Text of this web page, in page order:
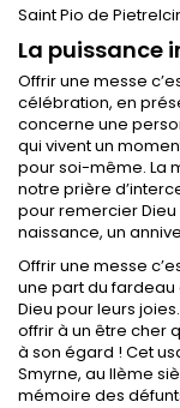
Saint Pio de
La puissance
Offrir une messe
célébration, en
concerne une
qui vivent un
pour soi-même. La
notre prière
pour remercier Dieu
naissance, un
Offrir une messe
une part du
Dieu pour leurs
offrir à un être cher
à son égard ! Cet
Smyrne, au IIème
mémoire des